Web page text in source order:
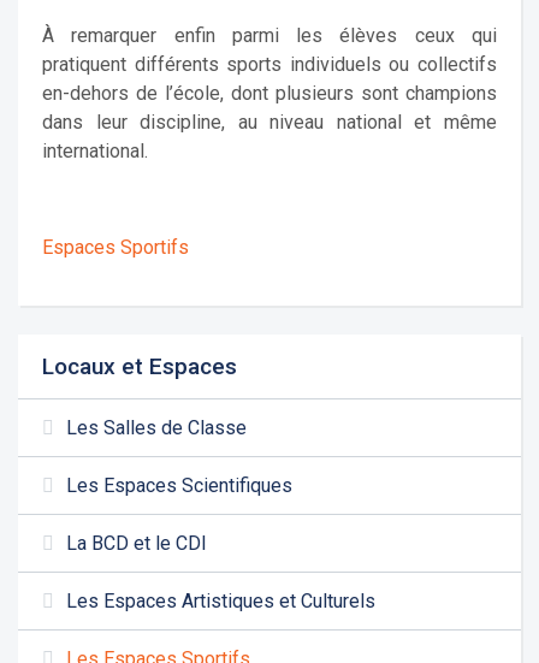
À remarquer enfin parmi les élèves ceux qui
pratiquent différents sports individuels ou collectifs
en-dehors de l’école, dont plusieurs sont champions
dans leur discipline, au niveau national et même
international.
Espaces Sportifs
Locaux et Espaces
Les Salles de Classe
Les Espaces Scientifiques
La BCD et le CDI
Les Espaces Artistiques et Culturels